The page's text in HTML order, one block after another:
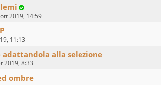
2019, 14:59
11:13
alla selezione
2019, 8:33
ombre